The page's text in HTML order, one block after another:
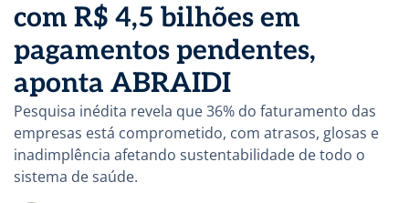
com R$ 4,5 bilhões em
pagamentos pendentes,
aponta ABRAIDI
Pesquisa inédita revela que 36% do faturamento das
empresas está comprometido, com atrasos, glosas e
inadimplência afetando sustentabilidade de todo o
sistema de saúde.